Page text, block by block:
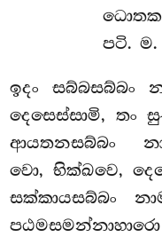
පටි. ම.
ඉදං සබ්බසබ්බං
දෙසෙස්සාමි, තං
ආයතනසබ්බං
වො, භික්ඛවෙ,
සක්කායසබ්බං